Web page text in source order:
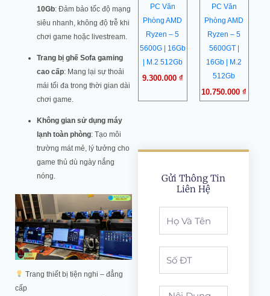
10Gb: Đảm bảo tốc độ mạng
siêu nhanh, không độ trễ khi
chơi game hoặc livestream.
Trang bị ghế Sofa gaming
cao cấp: Mang lại sự thoải
mái tối đa trong thời gian dài
chơi game.
Không gian sử dụng máy
lạnh toàn phòng: Tạo môi
trường mát mẻ, lý tưởng cho
game thủ dù ngày nắng
nóng.
Trang thiết bị tiện nghi – đẳng
cấp
PC Văn
Phòng AMD
Ryzen – 5
5600G | 16Gb
| M.2 512Gb
9.300.000 ₫
PC Văn
Phòng AMD
Ryzen – 5
5600GT |
16Gb | M.2
512Gb
10.750.000₫
Gửi Thông Tin
Liên Hệ
Name
noi